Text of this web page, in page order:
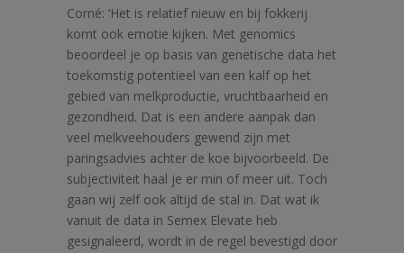
Corné: ‘Het is relatief nieuw en bij fokkerij
komt ook emotie kijken. Met genomics
beoordeel je op basis van genetische data het
toekomstig potentieel van een kalf op het
gebied van melkproductie, vruchtbaarheid en
gezondheid. Dat is een andere aanpak dan
veel melkveehouders gewend zijn met
paringsadvies achter de koe bijvoorbeeld. De
subjectiviteit haal je er min of meer uit. Toch
gaan wij zelf ook altijd de stal in. Dat wat ik
vanuit de data in Semex Elevate heb
gesignaleerd, wordt in de regel bevestigd door